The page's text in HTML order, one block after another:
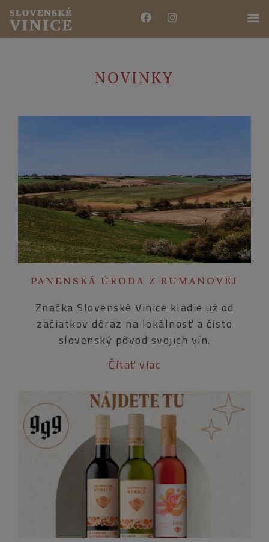
NOVINKY
PANENSKÁ ÚRODA Z RUMANOVEJ
Značka Slovenské Vinice kladie už od
začiatkov dôraz na lokálnosť a čisto
slovenský pôvod svojich vín.
Čítať viac